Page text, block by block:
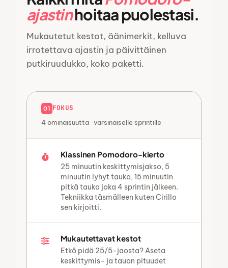
ajastinhoitaa puolestasi.
Mukautetut kestot, äänimerkit, kelluva
irrotettava ajastin ja päivittäinen
putkiruudukko, koko paketti.
01 FOKUS
4 ominaisuutta · varsinaiselle sprintille
Klassinen Pomodoro-kierto
25 minuutin keskittymisjakso, 5
minuutin lyhyt tauko, 15 minuutin
pitkä tauko joka 4 sprintin jälkeen.
Tekniikka täsmälleen kuten Cirillo
sen kirjoitti.
Mukautettavat kestot
Etkö pidä 25/5-jaosta? Aseta
keskittymis- ja tauon pituudet